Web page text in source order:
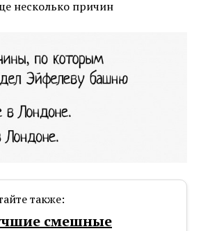
несколько причин
также:
смешные